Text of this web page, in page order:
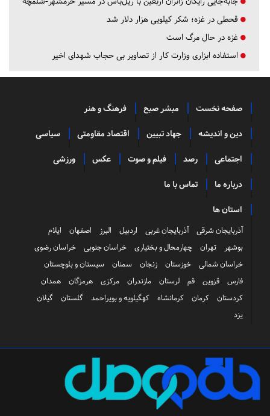
قحطی در غزه؛ شکر کیلویی هزار دلار شد
غزه در حال مرگ است
استفاده ابزاری وزارت کار از تصاویر بی حجاب شهدای اخیر
صفحه نخست مبشر صبح فرهنگ و هنر
دین و اندیشه جهاد تبیین اقتصاد مقاومتی سیاسی
اجتماعی رصد فیلم و صوت عکس ورزشی
درباره ما تماس با ما
استان ها
آذربایجان شرقی آذربایجان غربی اردبیل البرز اصفهان
ایلام
بوشهر
تهران چهارمحال و بختیاری خراسان جنوبی
خراسان رضوی
خراسان شمالی
خوزستان زنجان سمنان
سیستان و بلوچستان
فارس
قزوین قم لرستان مازندران مرکزی هرمزگان
همدان
کردستان
کرمان کرمانشاه کهگیلویه و بویراحمد گلستان
گیلان
یزد